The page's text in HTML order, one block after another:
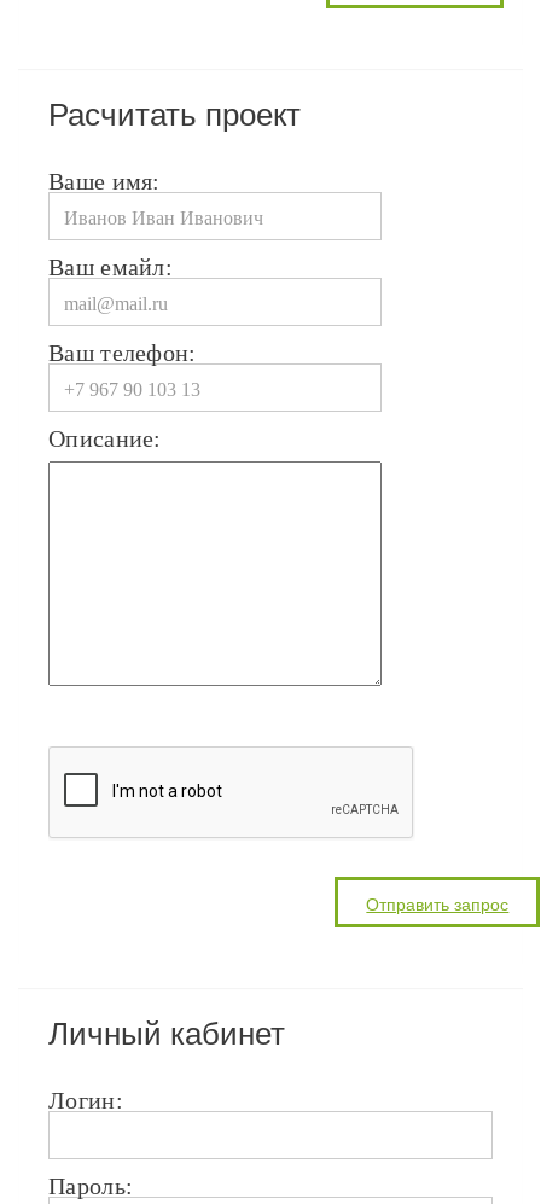
Расчитать проект
Ваше имя:
Ваш емайл:
Ваш телефон:
Описание:
Личный кабинет
Логин:
Пароль: